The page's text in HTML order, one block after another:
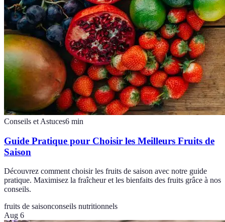
Conseils et Astuces6 min
Guide Pratique pour Choisir les Meilleurs Fruits de
Saison
Découvrez comment choisir les fruits de saison avec notre guide
pratique. Maximisez la fraîcheur et les bienfaits des fruits grâce à nos
conseils.
fruits de saisonconseils nutritionnels
Aug 6